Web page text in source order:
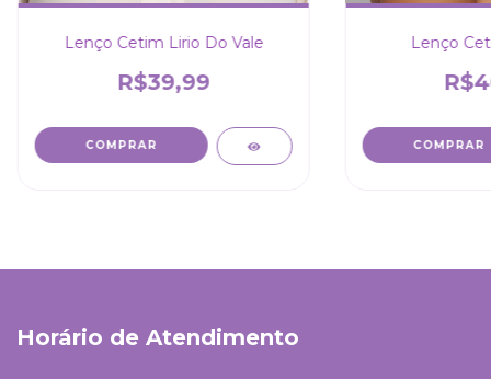
Lenço Cetim Lirio Do Vale
R$39,99
COMPRAR
Lenço
COMPRAR
Horário de Atendimento